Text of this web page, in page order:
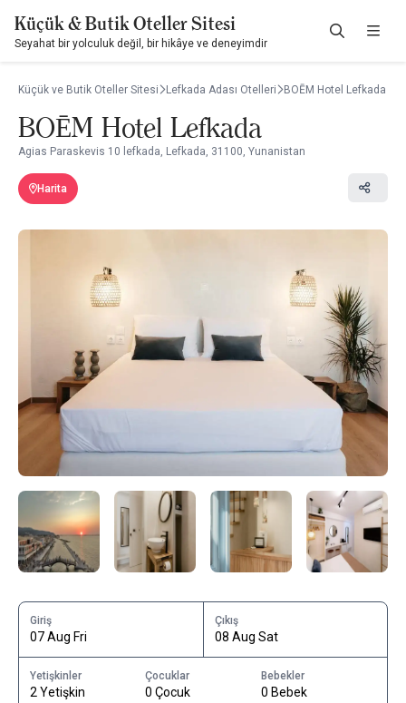
Küçük & Butik Oteller Sitesi
Seyahat bir yolculuk değil, bir hikâye ve deneyimdir
Küçük ve Butik Oteller Sitesi Lefkada Adası Otelleri BOĒM Hotel Lefkada
BOĒM Hotel Lefkada
Agias Paraskevis 10 lefkada, Lefkada, 31100, Yunanistan
Harita
Giriş
07 Aug Fri
Çıkış
08 Aug Sat
Yetişkinler
2 Yetişkin
Çocuklar
0 Çocuk
Bebekler
0 Bebek